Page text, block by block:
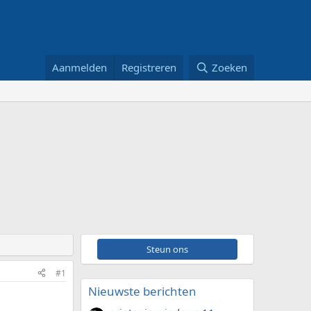
Aanmelden Registreren Zoeken
#1
Steun ons
Nieuwste berichten